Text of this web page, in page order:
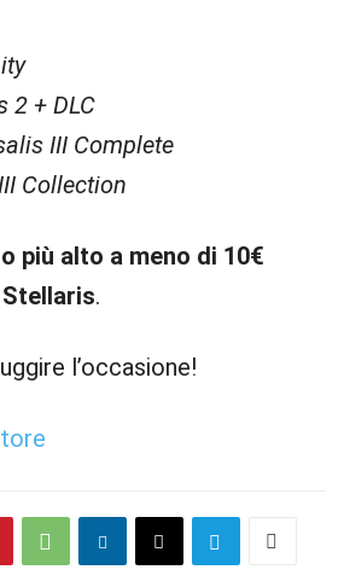
2 + DLC
III Complete
Collection
più alto a meno di 10€
.
l’occasione!